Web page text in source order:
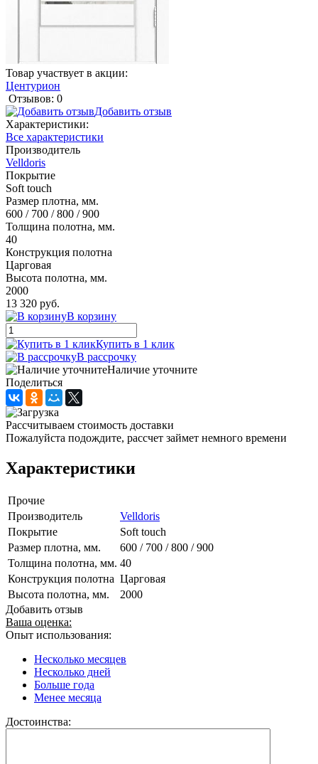
Товар участвует в акции:
Центурион
Отзывов: 0
Добавить отзыв
Характеристики:
Все характеристики
Производитель
Velldoris
Покрытие
Soft touch
Размер плотна, мм.
600 / 700 / 800 / 900
Толщина полотна, мм.
40
Конструкция полотна
Царговая
Высота полотна, мм.
2000
13 320 руб.
В корзину
Купить в 1 клик
В рассрочку
Наличие уточните
Поделиться
Рассчитываем стоимость доставки
Пожалуйста подождите, рассчет займет немного времени
Характеристики
Прочие
Производитель
Velldoris
Покрытие
Soft touch
Размер плотна, мм.
600 / 700 / 800 / 900
Толщина полотна, мм. 40
Конструкция полотна Царговая
Высота полотна, мм.
2000
Добавить отзыв
Ваша оценка:
Опыт использования:
Несколько месяцев
Несколько дней
Больше года
Менее месяца
Достоинства: